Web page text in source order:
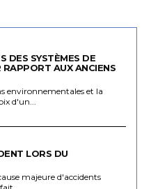
DES SYSTÈMES DE
AUX ANCIENS
environnementales et la
d'un...
LORS DU
majeure d'accidents